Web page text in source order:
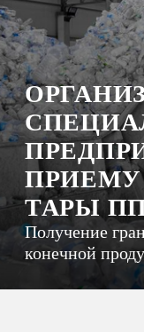
ПРИЕМУ И
ТАРЫ ПП И
Получение гранулята и
конечной продукции
КЛЮЧЕВЫЕ
Оборотный капитал